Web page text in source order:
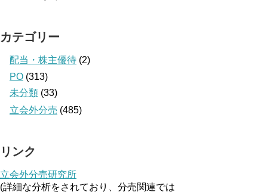
カテゴリー
配当・株主優待 (2)
PO (313)
未分類 (33)
立会外分売 (485)
リンク
立会外分売研究所
(詳細な分析をされており、分売関連では